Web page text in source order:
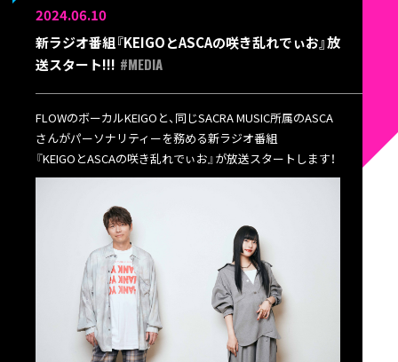
2024.06.10
新ラジオ番組『KEIGOとASCAの咲き乱れでぃお』放
送スタート!!! #MEDIA
FLOWのボーカルKEIGOと、同じSACRA MUSIC所属のASCA
さんがパーソナリティーを務める新ラジオ番組
『KEIGOとASCAの咲き乱れでぃお』が放送スタートします！